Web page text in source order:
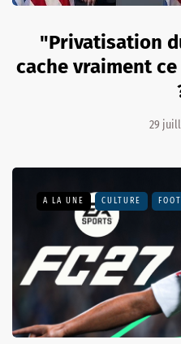
"Privatisation
cache vraiment
29
A LA UNE CULTURE FOOT